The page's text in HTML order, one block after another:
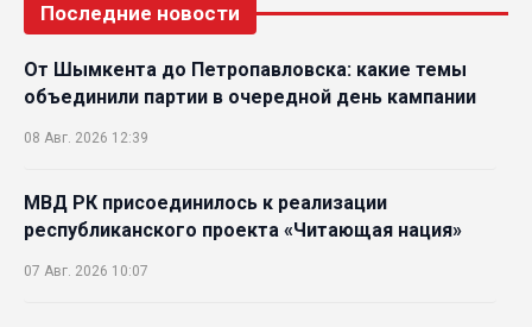
Последние новости
От Шымкента до Петропавловска: какие темы
объединили партии в очередной день кампании
08 Авг. 2026 12:39
МВД РК присоединилось к реализации
республиканского проекта «Читающая нация»
07 Авг. 2026 10:07